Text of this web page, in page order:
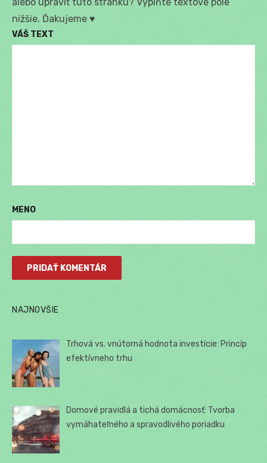
nižšie. Ďakujeme ♥
VÁŠ TEXT
MENO
NAJNOVŠIE
Trhová vs. vnútorná hodnota investície: Princíp
efektívneho trhu
Domové pravidlá a tichá domácnosť: Tvorba
vymáhateľného a spravodlivého poriadku